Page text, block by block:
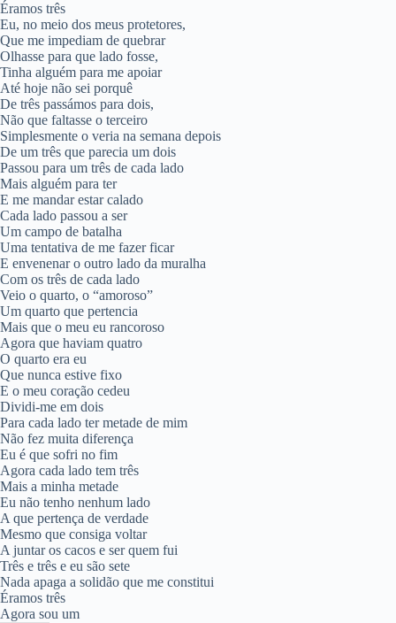
Éramos três
Eu, no meio dos meus protetores,
Que me impediam de quebrar
Olhasse para que lado fosse,
Tinha alguém para me apoiar
Até hoje não sei porquê
De três passámos para dois,
Não que faltasse o terceiro
Simplesmente o veria na semana depois
De um três que parecia um dois
Passou para um três de cada lado
Mais alguém para ter
E me mandar estar calado
Cada lado passou a ser
Um campo de batalha
Uma tentativa de me fazer ficar
E envenenar o outro lado da muralha
Com os três de cada lado
Veio o quarto, o “amoroso”
Um quarto que pertencia
Mais que o meu eu rancoroso
Agora que haviam quatro
O quarto era eu
Que nunca estive fixo
E o meu coração cedeu
Dividi-me em dois
Para cada lado ter metade de mim
Não fez muita diferença
Eu é que sofri no fim
Agora cada lado tem três
Mais a minha metade
Eu não tenho nenhum lado
A que pertença de verdade
Mesmo que consiga voltar
A juntar os cacos e ser quem fui
Três e três e eu são sete
Nada apaga a solidão que me constitui
Éramos três
Agora sou um